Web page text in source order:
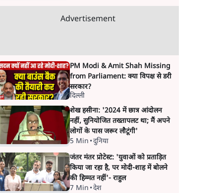
Advertisement
PM Modi & Amit Shah Missing
from Parliament: क्या विपक्ष से डरी
सरकार?
दिल्ली
शेख हसीना: '2024 में छात्र आंदोलन
नहीं, सुनियोजित तख्तापलट था; मैं अपने
लोगों के पास जरूर लौटूंगी'
5 Min •दुनिया
जंतर मंतर प्रोटेस्ट: 'युवाओं को प्रताड़ित
किया जा रहा है, पर मोदी-शाह में बोलने
की हिम्मत नहीं'- राहुल
7 Min •देश